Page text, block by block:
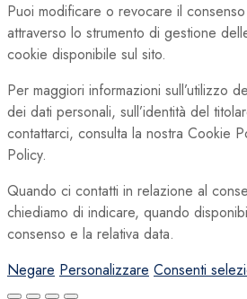
Puoi modificare o revocare il
attraverso lo strumento di gestione
cookie disponibile sul sito.
Per maggiori informazioni sull’utilizzo
dei dati personali, sull’identità del
contattarci, consulta la nostra Cookie
Policy.
Quando ci contatti in relazione al
chiediamo di indicare, quando
consenso e la relativa data.
Negare Personalizzare Consenti